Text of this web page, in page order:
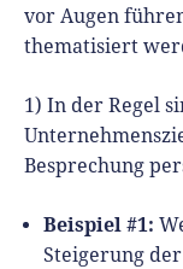
vor Augen
thematisiert
1) In der Regel
Besprechung
Beispiel #1:
Steigerung